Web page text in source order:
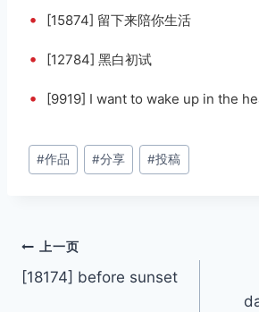
• [15874] 留下来陪你生活
• [12784] 黑白初试
• [9919] I want to wake up in the
文
章
#作品 #分享 #投稿
文
章
上一页
[18174] before sunset